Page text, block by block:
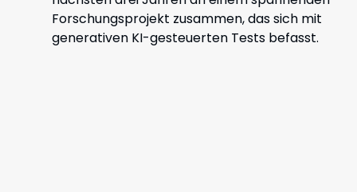
Forschungsprojekt zusammen, das sich mit
generativen KI-gesteuerten Tests befasst.